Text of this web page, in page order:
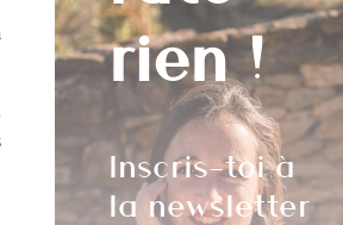
rien !
Inscris-toi à
la newsletter